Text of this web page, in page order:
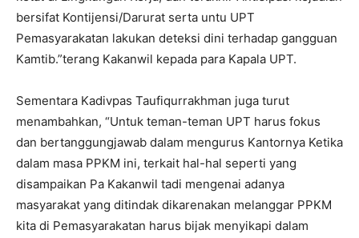
bersifat Kontijensi/Darurat serta untu UPT
Pemasyarakatan lakukan deteksi dini terhadap gangguan
Kamtib.”terang Kakanwil kepada para Kapala UPT.
Sementara Kadivpas Taufiqurrakhman juga turut
menambahkan, “Untuk teman-teman UPT harus fokus
dan bertanggungjawab dalam mengurus Kantornya Ketika
dalam masa PPKM ini, terkait hal-hal seperti yang
disampaikan Pa Kakanwil tadi mengenai adanya
masyarakat yang ditindak dikarenakan melanggar PPKM
kita di Pemasyarakatan harus bijak menyikapi dalam